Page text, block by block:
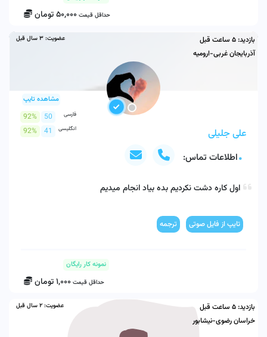
حداقل قیمت 50,000تومان
بازدید:5 ساعت قبل
آذربایجان غربی-ارومیه
عضویت: 3 سال قبل
مشاهده تایپ
50
92% فارسی
41
92% انگلیسی علی جلیلی
اطلاعات تماس:
تایپ از فایل صوتی ترجمه
اول کاره دشت نکردیم بده بیاد انجام میدیم
نمونه کار رایگان
حداقل قیمت 1,000تومان
بازدید:5 ساعت قبل
خراسان رضوی-نیشابور
عضویت: 2 سال قبل